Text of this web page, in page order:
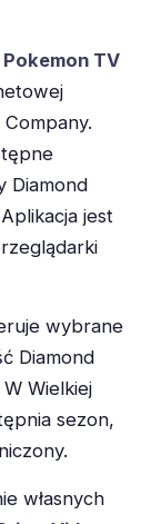
Pokemon TV
Diamond
jest
wybrane
Diamond
Wielkiej
sezon,
własnych